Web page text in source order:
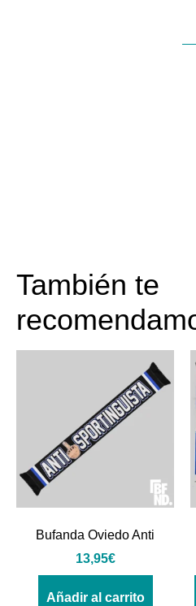
También te
Bufanda Oviedo Anti
13,95€
Añadir al carrito